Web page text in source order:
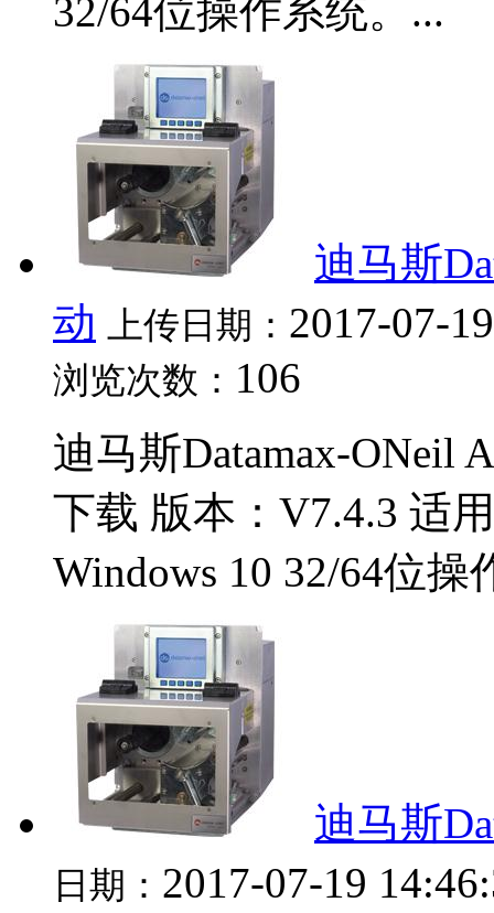
32/64位操作系统。...
迪马斯
动 上传日期： 2017-07-
浏览次数： 106
迪马斯Datamax-ONeil
下载 版本：V7.4.3 适
Windows 10 32/64位操
迪马斯
日期： 2017-07-19